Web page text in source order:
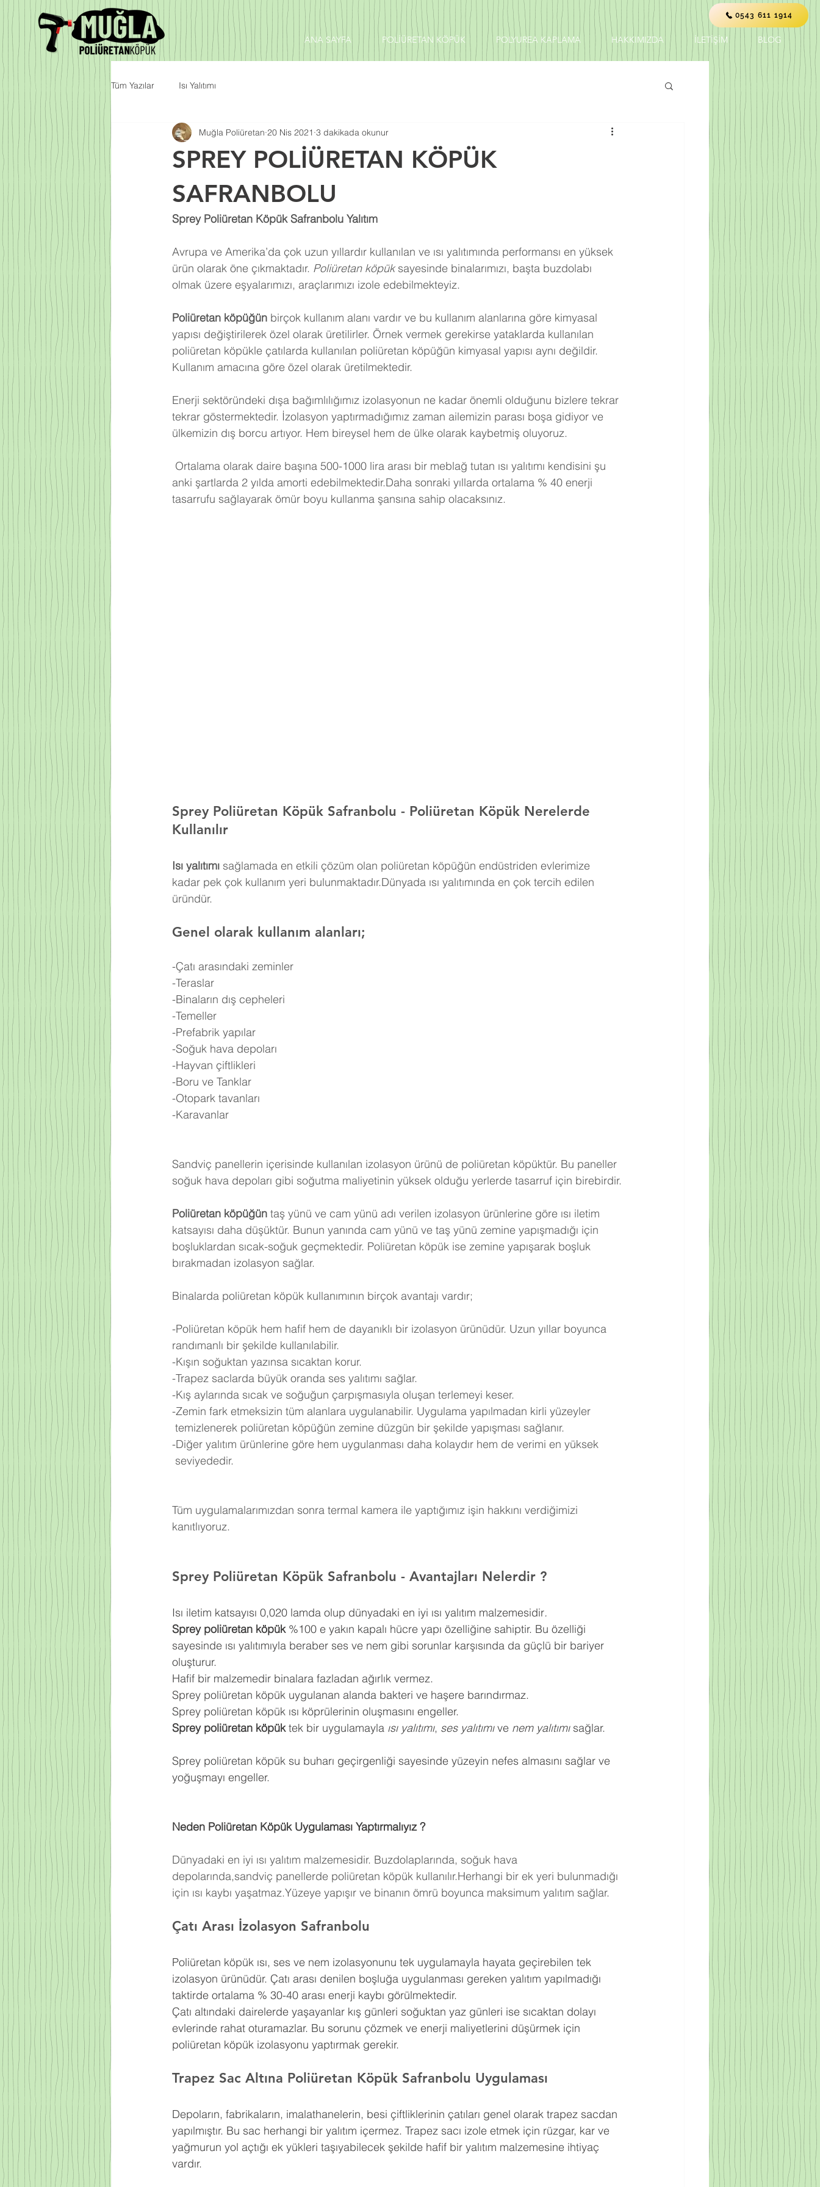
ANA SAYFA POLİÜRETAN KÖPÜK POLYUREA KAPLAMA HAKKIMIZDA İLETİŞİM BLOG
0543 611 1914
Tüm Yazılar Isı Yalıtımı
SPREY POLİÜRETAN KÖPÜK
SAFRANBOLU
Muğla Poliüretan 20 Nis 2021 3 dakikada okunur
Sprey Poliüretan Köpük Safranbolu Yalıtım
Avrupa ve Amerika’da çok uzun yıllardır kullanılan ve ısı yalıtımında performansı en yüksek
ürün olarak öne çıkmaktadır. Poliüretan köpük sayesinde binalarımızı, başta buzdolabı
olmak üzere eşyalarımızı, araçlarımızı izole edebilmekteyiz.
Poliüretan köpüğün birçok kullanım alanı vardır ve bu kullanım alanlarına göre kimyasal
yapısı değiştirilerek özel olarak üretilirler. Örnek vermek gerekirse yataklarda kullanılan
poliüretan köpükle çatılarda kullanılan poliüretan köpüğün kimyasal yapısı aynı değildir.
Kullanım amacına göre özel olarak üretilmektedir.
Enerji sektöründeki dışa bağımlılığımız izolasyonun ne kadar önemli olduğunu bizlere tekrar
tekrar göstermektedir. İzolasyon yaptırmadığımız zaman ailemizin parası boşa gidiyor ve
ülkemizin dış borcu artıyor. Hem bireysel hem de ülke olarak kaybetmiş oluyoruz.
Ortalama olarak daire başına 500-1000 lira arası bir meblağ tutan ısı yalıtımı kendisini şu
anki şartlarda 2 yılda amorti edebilmektedir.Daha sonraki yıllarda ortalama % 40 enerji
tasarrufu sağlayarak ömür boyu kullanma şansına sahip olacaksınız.
Sprey Poliüretan Köpük Safranbolu - Poliüretan Köpük Nerelerde
Kullanılır
Isı yalıtımı sağlamada en etkili çözüm olan poliüretan köpüğün endüstriden evlerimize
kadar pek çok kullanım yeri bulunmaktadır.Dünyada ısı yalıtımında en çok tercih edilen
üründür.
Genel olarak kullanım alanları;
-Çatı arasındaki zeminler
-Teraslar
-Binaların dış cepheleri
-Temeller
-Prefabrik yapılar
-Soğuk hava depoları
-Hayvan çiftlikleri
-Boru ve Tanklar
-Otopark tavanları
-Karavanlar
Sandviç panellerin içerisinde kullanılan izolasyon ürünü de poliüretan köpüktür. Bu paneller
soğuk hava depoları gibi soğutma maliyetinin yüksek olduğu yerlerde tasarruf için birebirdir.
Poliüretan köpüğün taş yünü ve cam yünü adı verilen izolasyon ürünlerine göre ısı iletim
katsayısı daha düşüktür. Bunun yanında cam yünü ve taş yünü zemine yapışmadığı için
boşluklardan sıcak-soğuk geçmektedir. Poliüretan köpük ise zemine yapışarak boşluk
bırakmadan izolasyon sağlar.
Binalarda poliüretan köpük kullanımının birçok avantajı vardır;
-Poliüretan köpük hem hafif hem de dayanıklı bir izolasyon ürünüdür. Uzun yıllar boyunca
randımanlı bir şekilde kullanılabilir.
-Kışın soğuktan yazınsa sıcaktan korur.
-Trapez saclarda büyük oranda ses yalıtımı sağlar.
-Kış aylarında sıcak ve soğuğun çarpışmasıyla oluşan terlemeyi keser.
-Zemin fark etmeksizin tüm alanlara uygulanabilir. Uygulama yapılmadan kirli yüzeyler
temizlenerek poliüretan köpüğün zemine düzgün bir şekilde yapışması sağlanır.
-Diğer yalıtım ürünlerine göre hem uygulanması daha kolaydır hem de verimi en yüksek
seviyededir.
Tüm uygulamalarımızdan sonra termal kamera ile yaptığımız işin hakkını verdiğimizi
kanıtlıyoruz.
Sprey Poliüretan Köpük Safranbolu - Avantajları Nelerdir ?
Isı iletim katsayısı 0,020 lamda olup dünyadaki en iyi ısı yalıtım malzemesidir.
Sprey poliüretan köpük %100 e yakın kapalı hücre yapı özelliğine sahiptir. Bu özelliği
sayesinde ısı yalıtımıyla beraber ses ve nem gibi sorunlar karşısında da güçlü bir bariyer
oluşturur.
Hafif bir malzemedir binalara fazladan ağırlık vermez.
Sprey poliüretan köpük uygulanan alanda bakteri ve haşere barındırmaz.
Sprey poliüretan köpük ısı köprülerinin oluşmasını engeller.
Sprey poliüretan köpük tek bir uygulamayla ısı yalıtımı, ses yalıtımı ve nem yalıtımı sağlar.
Sprey poliüretan köpük su buharı geçirgenliği sayesinde yüzeyin nefes almasını sağlar ve
yoğuşmayı engeller.
Neden Poliüretan Köpük Uygulaması Yaptırmalıyız ?
Dünyadaki en iyi ısı yalıtım malzemesidir. Buzdolaplarında, soğuk hava
depolarında,sandviç panellerde poliüretan köpük kullanılır.Herhangi bir ek yeri bulunmadığı
için ısı kaybı yaşatmaz.Yüzeye yapışır ve binanın ömrü boyunca maksimum yalıtım sağlar.
Çatı Arası İzolasyon Safranbolu
Poliüretan köpük ısı, ses ve nem izolasyonunu tek uygulamayla hayata geçirebilen tek
izolasyon ürünüdür. Çatı arası denilen boşluğa uygulanması gereken yalıtım yapılmadığı
taktirde ortalama % 30-40 arası enerji kaybı görülmektedir.
Çatı altındaki dairelerde yaşayanlar kış günleri soğuktan yaz günleri ise sıcaktan dolayı
evlerinde rahat oturamazlar. Bu sorunu çözmek ve enerji maliyetlerini düşürmek için
poliüretan köpük izolasyonu yaptırmak gerekir.
Trapez Sac Altına Poliüretan Köpük Safranbolu Uygulaması
Depoların, fabrikaların, imalathanelerin, besi çiftliklerinin çatıları genel olarak trapez sacdan
yapılmıştır. Bu sac herhangi bir yalıtım içermez. Trapez sacı izole etmek için rüzgar, kar ve
yağmurun yol açtığı ek yükleri taşıyabilecek şekilde hafif bir yalıtım malzemesine ihtiyaç
vardır.